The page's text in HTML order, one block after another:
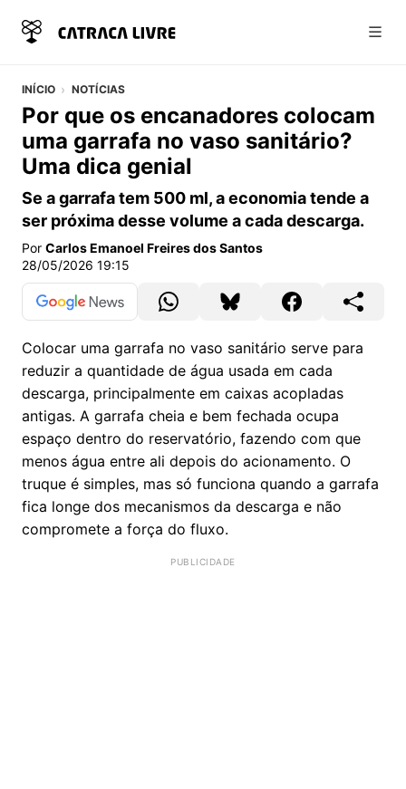
INÍCIO NOTÍCIAS
Por que os encanadores colocam
uma garrafa no vaso sanitário?
Uma dica genial
Se a garrafa tem 500 ml, a economia tende a
ser próxima desse volume a cada descarga.
Por Carlos Emanoel Freires dos Santos
28/05/2026 19:15
Colocar uma garrafa no vaso sanitário serve para
reduzir a quantidade de água usada em cada
descarga, principalmente em caixas acopladas
antigas. A garrafa cheia e bem fechada ocupa
espaço dentro do reservatório, fazendo com que
menos água entre ali depois do acionamento. O
truque é simples, mas só funciona quando a garrafa
fica longe dos mecanismos da descarga e não
compromete a força do fluxo.